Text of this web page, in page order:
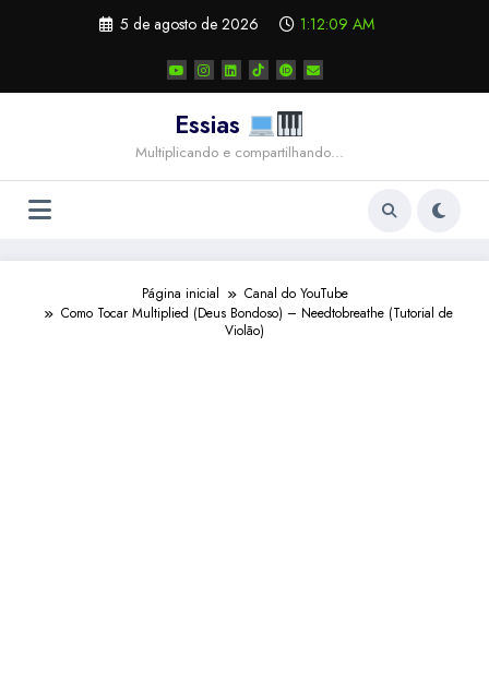
5 de agosto de 2026 1:12:10 AM
Essias
Multiplicando e compartilhando…
Página inicial
Canal do YouTube
Como Tocar Multiplied (Deus Bondoso) – Needtobreathe (Tutorial de
Violão)